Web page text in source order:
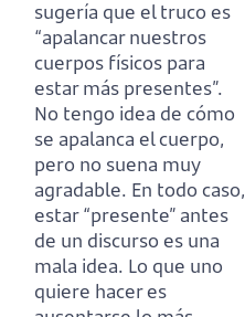
sugería que el truco es
“apalancar nuestros
cuerpos físicos para
estar más presentes”.
No tengo idea de cómo
se apalanca el cuerpo,
pero no suena muy
agradable. En todo caso,
estar “presente” antes
de un discurso es una
mala idea. Lo que uno
quiere hacer es